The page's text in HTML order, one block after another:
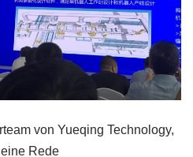
von Yueqing Technology,
Rede